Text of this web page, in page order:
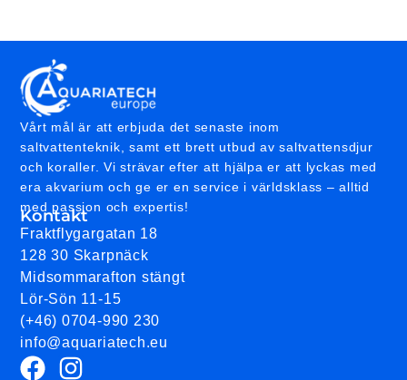
Vårt mål är att erbjuda det senaste inom
saltvattenteknik, samt ett brett utbud av saltvattensdjur
och koraller. Vi strävar efter att hjälpa er att lyckas med
era akvarium och ge er en service i världsklass – alltid
med passion och expertis!
Kontakt
Fraktflygargatan 18
128 30 Skarpnäck
Midsommarafton stängt
Lör-Sön 11-15
(+46) 0704-990 230
info@aquariatech.eu